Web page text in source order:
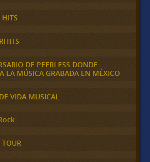
DE PEERLESS DONDE
LA MÚSICA GRABADA EN MÉXICO
VIDA MUSICAL